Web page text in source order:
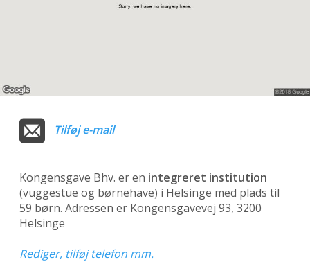
Tilføj e-mail
Kongensgave Bhv. er en integreret institution
(vuggestue og børnehave) i Helsinge med plads til
59 børn. Adressen er Kongensgavevej 93, 3200
Helsinge
Rediger, tilføj telefon mm.